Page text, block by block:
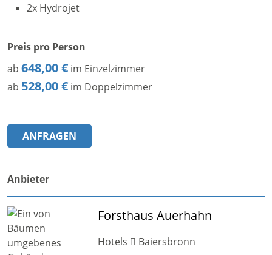
2x Hydrojet
Preis pro Person
ab 648,00 € im Einzelzimmer
ab 528,00 € im Doppelzimmer
ANFRAGEN
Anbieter
Forsthaus Auerhahn
Hotels
Baiersbronn